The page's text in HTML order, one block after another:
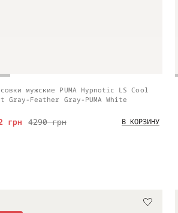
мужские PUMA Hypnotic LS Cool
Gray-Feather Gray-PUMA White
4290 грн
грн В КОРЗИНУ